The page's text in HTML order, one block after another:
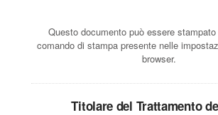
Questo documento può essere
comando di stampa presente nelle
browser.
Titolare del Trattamento